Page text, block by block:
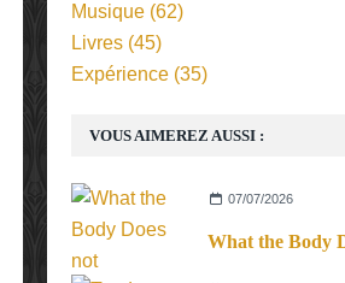
VOUS AIMEREZ AUSSI :
07/07/2026
Musique (62)
Livres (45)
Expérience (35)